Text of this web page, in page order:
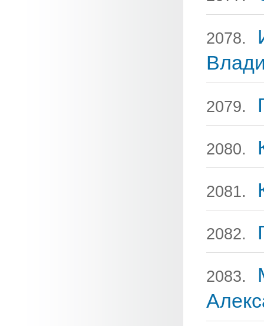
2078.
2079.
2080.
2081.
2082.
2083.